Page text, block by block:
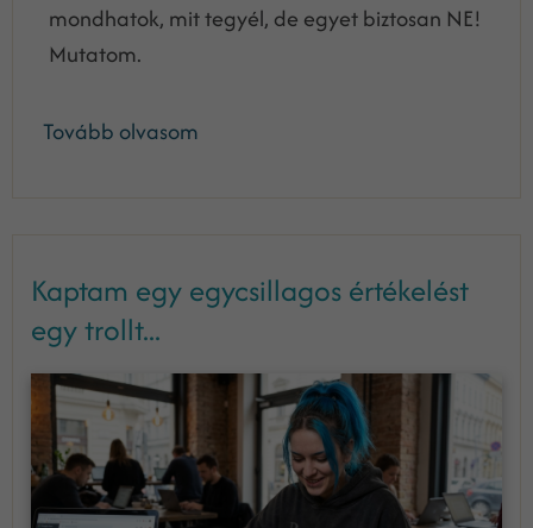
mondhatok, mit tegyél, de egyet biztosan NE!
Mutatom.
Tovább olvasom
Kaptam egy egycsillagos értékelést
egy trollt...